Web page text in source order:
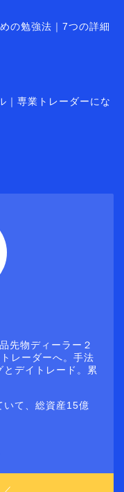
の勉強法｜7つの詳細
｜専業トレーダーにな
先物ディーラー２
レーダーへ。手法
デイトレード。累
いて、総資産15億